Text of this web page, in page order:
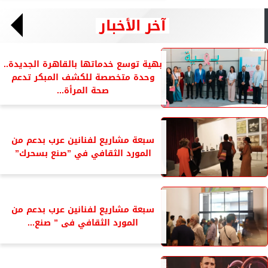
آخر الأخبار
بهية توسع خدماتها بالقاهرة الجديدة..
وحدة متخصصة للكشف المبكر تدعم
صحة المرأة...
سبعة مشاريع لفنانين عرب بدعم من
المورد الثقافي في ”صنع بسحرك”
سبعة مشاريع لفنانين عرب بدعم من
المورد الثقافي فى ” صنع...